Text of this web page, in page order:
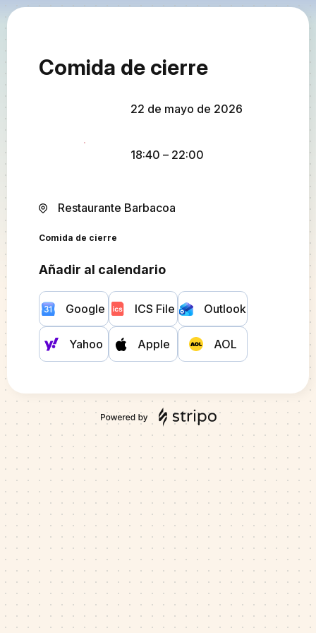
Comida de cierre
22 de mayo de 2026
18:40 – 22:00
Restaurante Barbacoa
Comida de cierre
Añadir al calendario
Google ICS File Outlook
Yahoo Apple AOL